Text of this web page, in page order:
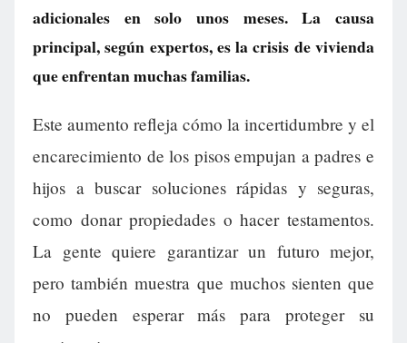
adicionales en solo unos meses. La causa
principal, según expertos, es la crisis de vivienda
que enfrentan muchas familias.
Este aumento refleja cómo la incertidumbre y el
encarecimiento de los pisos empujan a padres e
hijos a buscar soluciones rápidas y seguras,
como donar propiedades o hacer testamentos.
La gente quiere garantizar un futuro mejor,
pero también muestra que muchos sienten que
no pueden esperar más para proteger su